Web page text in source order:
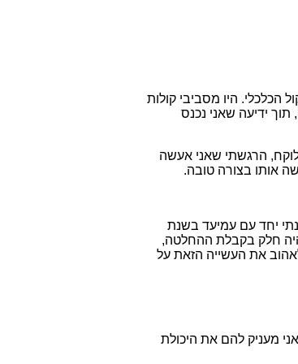
היו מסביבי קולות
ידיעה שאני נכנס
לוקח, הרגשתי שאני אעשה
אותו בצורה טובה.
יחד עם עמיעד בשנת
היה חלק בקבלת ההחלטה,
את העשייה הזאת על
מעניק להם את היכולת